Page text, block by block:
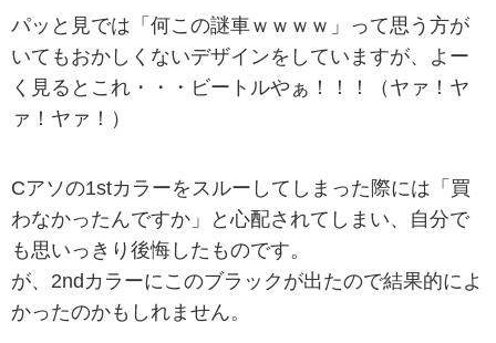
パッと見では「何この謎車ｗｗｗｗ」って思う方が
いてもおかしくないデザインをしていますが、よー
く見るとこれ・・・ビートルやぁ！！！（ヤァ！ヤ
ァ！ヤァ！）
Cアソの1stカラーをスルーしてしまった際には「買
わなかったんですか」と心配されてしまい、自分で
も思いっきり後悔したものです。
が、2ndカラーにこのブラックが出たので結果的によ
かったのかもしれません。